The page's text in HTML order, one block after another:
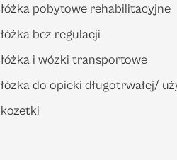
łóżka pobytowe rehabilitacyjne
łóżka bez regulacji
łóżka i wózki transportowe
łózka do opieki długotrwałej/
kozetki